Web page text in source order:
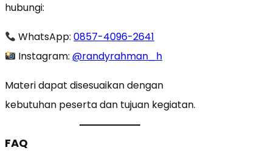
hubungi:
WhatsApp:0857-4096-2641
Instagram:@randyrahman_h
Materi dapat disesuaikan dengan
kebutuhan peserta dan tujuan kegiatan.
FAQ